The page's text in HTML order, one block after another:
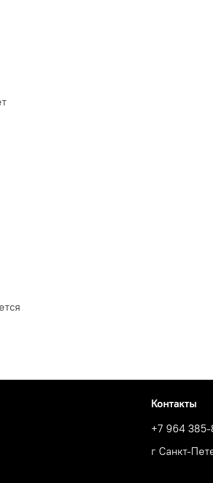
Контакты
+7 964
г Санкт-